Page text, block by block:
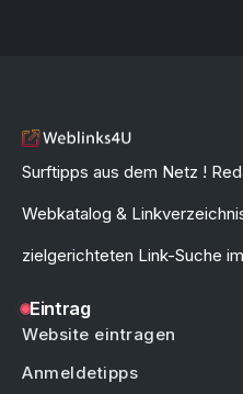
Surftipps aus dem Netz !
Webkatalog &
zielgerichteten Link-Suche
Eintrag
Website eintragen
Anmeldetipps